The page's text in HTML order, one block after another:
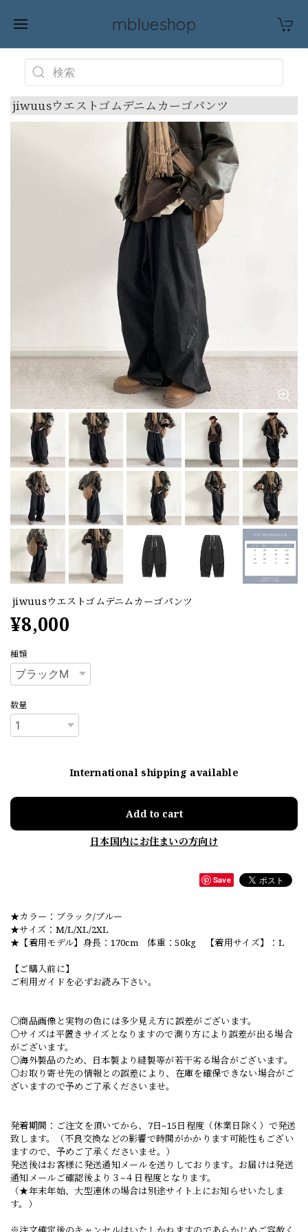
mblueshop
jiwuusウエストゴムデニムカーゴパンツ
jiwuusウエストゴムデニムカーゴパンツ
¥8,000
種類
数量
International shipping available
Add to cart
日本国内にお住まいの方向け
Save
★カラー：ブラック/ブルー
★サイズ：M/L/XL/2XL
★【着用モデル】身長：170cm 体重：50kg 【着用サイズ】：L
【ご購入前に】
ご利用ガイドを必ずお読み下さい。
○商品画像と実物の色には多少見え方に誤差がございます。
○サイズは平置きサイズとなりますので測り方により誤差が出る場合
がございます。
○海外製品のため、日本製より縫製等が若干劣る場合がございます。
○お取り寄せ先の情報との誤差により、在庫を確保できない場合がご
ざいますので予めご了承くださいませ。
発着期間：ご注文を頂いてから、7日~15日程度（休業日除く）で発送
致します。（不良交換などの影響で時間がかかります可能性もござい
ますので、予めご了承くださいませ。）
発送後はお客様に発送通知メールを送りしております。お届けは発送
通知メールご確認後より３~４日程度となります。
（★年末年始、大型連休の場合は別途サイト上にお知らせいたしま
す。）